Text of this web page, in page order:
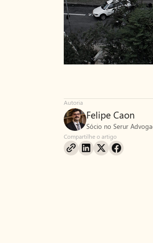
Autoria
Felipe Caon
Sócio no Serur
Compartilhe o artigo